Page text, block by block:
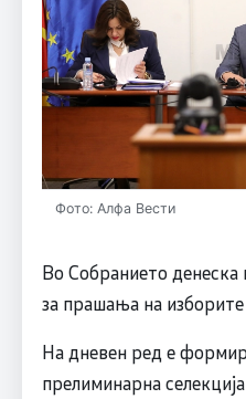
Фото: Алфа Вести
Во Собранието денеска
за прашања на
На дневен ред е
прелиминарна